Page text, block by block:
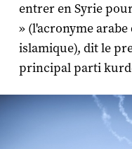
entrer en Syrie
» (l'acronyme
islamique), dit le
principal parti